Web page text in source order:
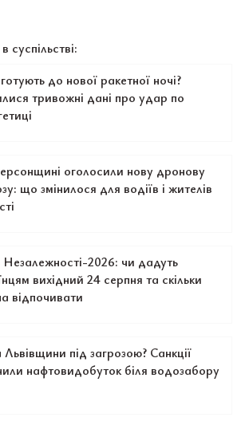
суспільстві:
до нової ракетної ночі?
тривожні дані про удар по
оголосили нову дронову
що змінилося для водіїв і жителів
2026: чи дадуть
вихідний 24 серпня та скільки
відпочивати
під загрозою? Санкції
нафтовидобуток біля водозабору